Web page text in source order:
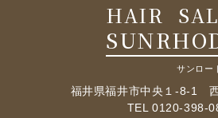
HAIR
サンロー
福井県福井市中央１-8-1
TEL 0120-398-